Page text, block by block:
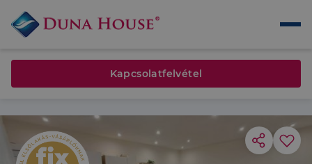
Kapcsolatfelvétel